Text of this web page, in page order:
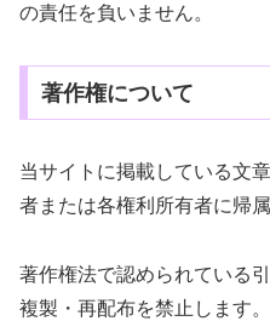
の責任を負いません。
著作権について
当サイトに掲載している文
者または各権利所有者に帰属
著作権法で認められている
複製・再配布を禁止します。